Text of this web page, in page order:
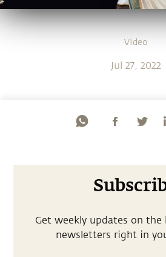
Video
Jul 27, 2022
Get weekly updates on the
newsletters right in